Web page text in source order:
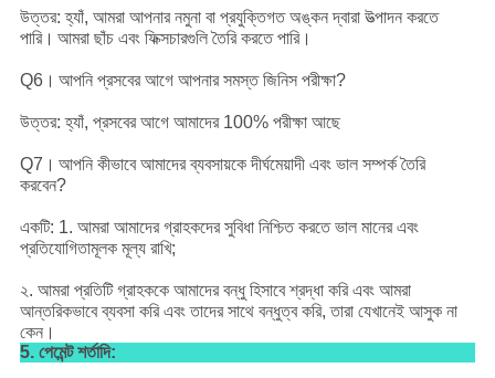
উত্তর: হ্যাঁ, আমরা আপনার নমুনা বা প্রযুক্তিগত অঙ্কন দ্বারা উত্পাদন করতে
পারি। আমরা ছাঁচ এবং ফিক্সচারগুলি তৈরি করতে পারি।
Q6। আপনি প্রসবের আগে আপনার সমস্ত জিনিস পরীক্ষা?
উত্তর: হ্যাঁ, প্রসবের আগে আমাদের 100% পরীক্ষা আছে
Q7। আপনি কীভাবে আমাদের ব্যবসায়কে দীর্ঘমেয়াদী এবং ভাল সম্পর্ক তৈরি
করবেন?
একটি: 1. আমরা আমাদের গ্রাহকদের সুবিধা নিশ্চিত করতে ভাল মানের এবং
প্রতিযোগিতামূলক মূল্য রাখি;
২. আমরা প্রতিটি গ্রাহককে আমাদের বন্ধু হিসাবে শ্রদ্ধা করি এবং আমরা
আন্তরিকভাবে ব্যবসা করি এবং তাদের সাথে বন্ধুত্ব করি, তারা যেখানেই আসুক না
কেন।
5. পেমেন্ট শর্তাদি: